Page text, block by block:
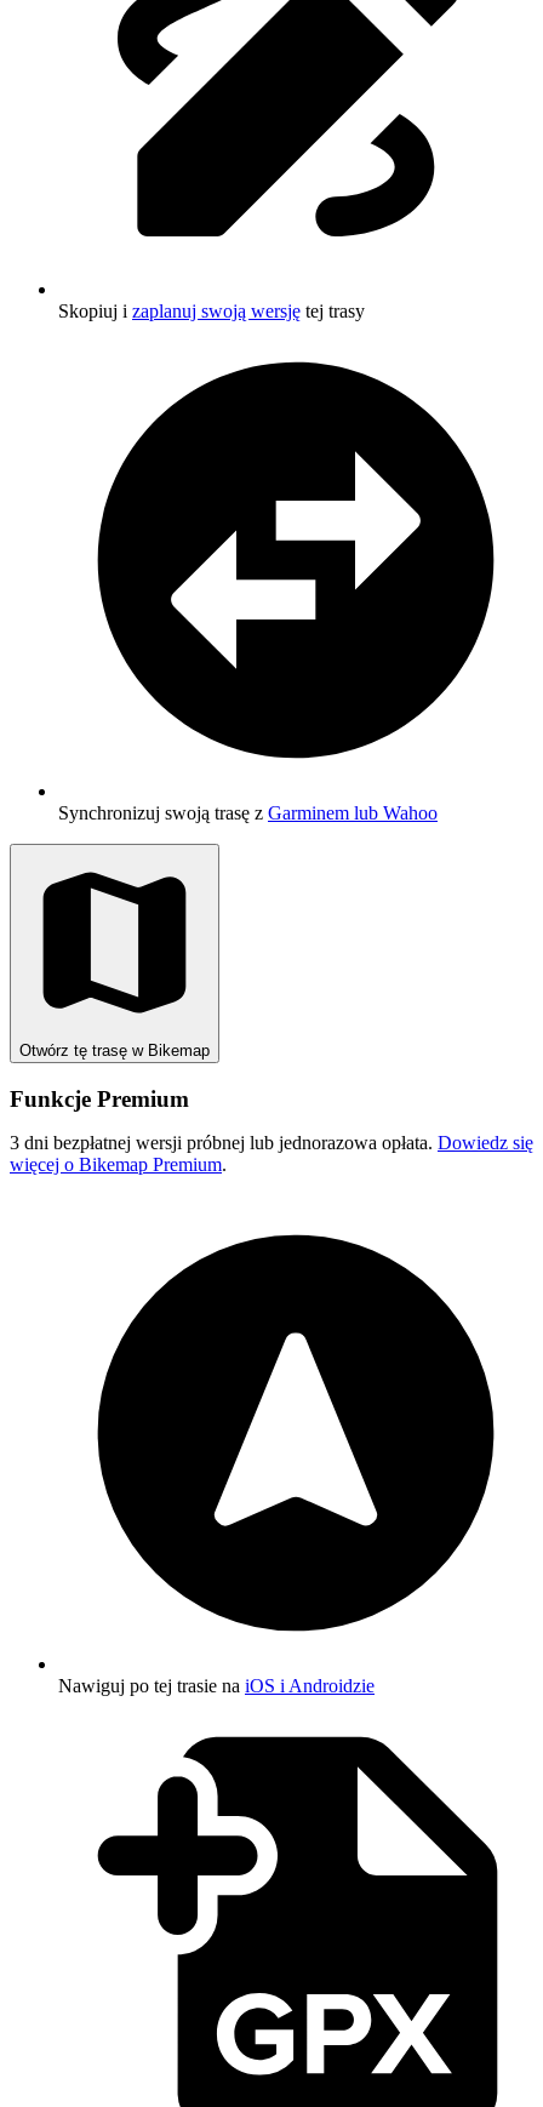
Skopiuj i zaplanuj swoją wersję tej trasy
Synchronizuj swoją trasę z Garminem lub Wahoo
Otwórz tę trasę w Bikemap
Funkcje Premium
3 dni bezpłatnej wersji próbnej lub jednorazowa opłata. Dowiedz się
więcej o Bikemap Premium.
Nawiguj po tej trasie na iOS i Androidzie